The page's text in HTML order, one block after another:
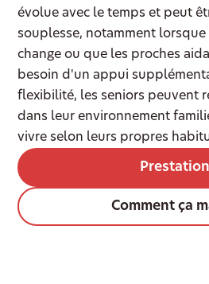
évolue avec le temps et peut
souplesse, notamment
change ou que les proches
besoin d'un appui
flexibilité, les seniors peuvent
dans leur environnement
vivre selon leurs propres
Comment ça